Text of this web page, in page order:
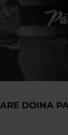
DOINA